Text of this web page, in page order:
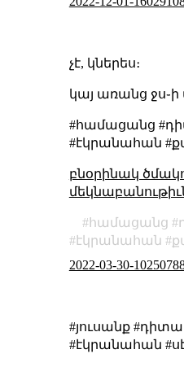
չէ, կներես։
կայ առանց
#համացանց
#էկրանահան
բնօրինակ
համացանց
էկրանահան
2022-03-30-
#յուսանք
#էկրանահան